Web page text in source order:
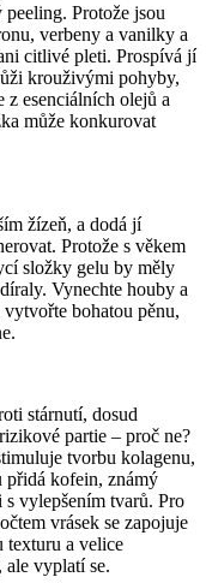
Protože jsou
verbeny a vanilky a
citlivé pleti. Prospívá jí
krouživými pohyby,
esenciálních olejů a
může konkurovat
žízeň, a dodá jí
Protože s věkem
složky gelu by měly
Vynechte houby a
vytvořte bohatou pěnu,
stárnutí, dosud
partie – proč ne?
tvorbu kolagenu,
přidá kofein, známý
s vylepšením tvarů. Pro
vrásek se zapojuje
texturu a velice
ale vyplatí se.